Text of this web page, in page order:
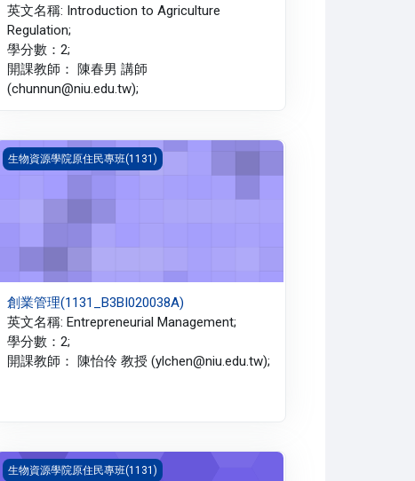
英文名稱: Introduction to Agriculture
Regulation;
學分數：2;
開課教師： 陳春男 講師
(chunnun@niu.edu.tw);
創業管理(1131_B3BI020038A)
生物資源學院原住民專班(1131)
創業管理(1131_B3BI020038A)
英文名稱: Entrepreneurial Management;
學分數：2;
開課教師： 陳怡伶 教授 (ylchen@niu.edu.tw);
農業景觀規劃及水土保持(1131_B3BI020007A)
生物資源學院原住民專班(1131)